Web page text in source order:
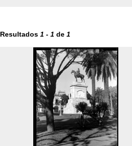
Resultados 1 - 1 de 1